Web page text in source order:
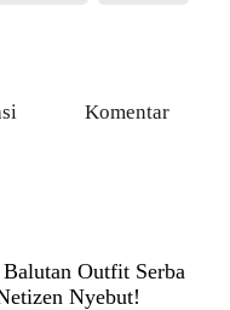
Komentar
Outfit Serba
Nyebut!